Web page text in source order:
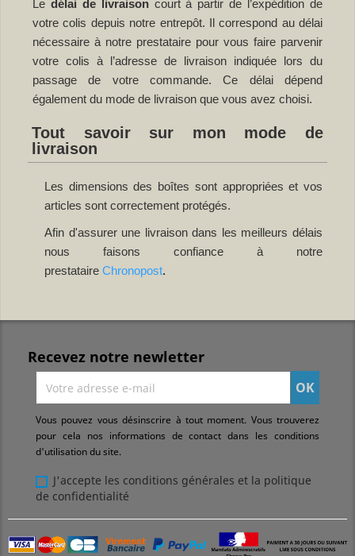
Le délai de livraisoncourt à partir de l’expédition de
votre colis depuis notre entrepôt. Il correspond au délai
nécessaire à notre prestataire pour vous faire parvenir
votre colis à l’adresse de livraison indiquée lors du
passage de votre commande. Ce délai dépend
également du mode de livraison que vous avez choisi.
Tout savoir sur mon mode de
livraison
Les dimensions des boîtes sont appropriées et vos
articles sont correctement protégés.
Afin d'assurer une livraison dans les meilleurs délais
nous faisons confiance à notre
prestataire Chronopost.
Recevez notre newletter
Vous pouvez vous désinscrire à tout moment. Vous trouverez
pour cela nos informations de contact dans les conditions
d'utilisation du site.
J'accepte les conditions générales et la politique
de confidentialité